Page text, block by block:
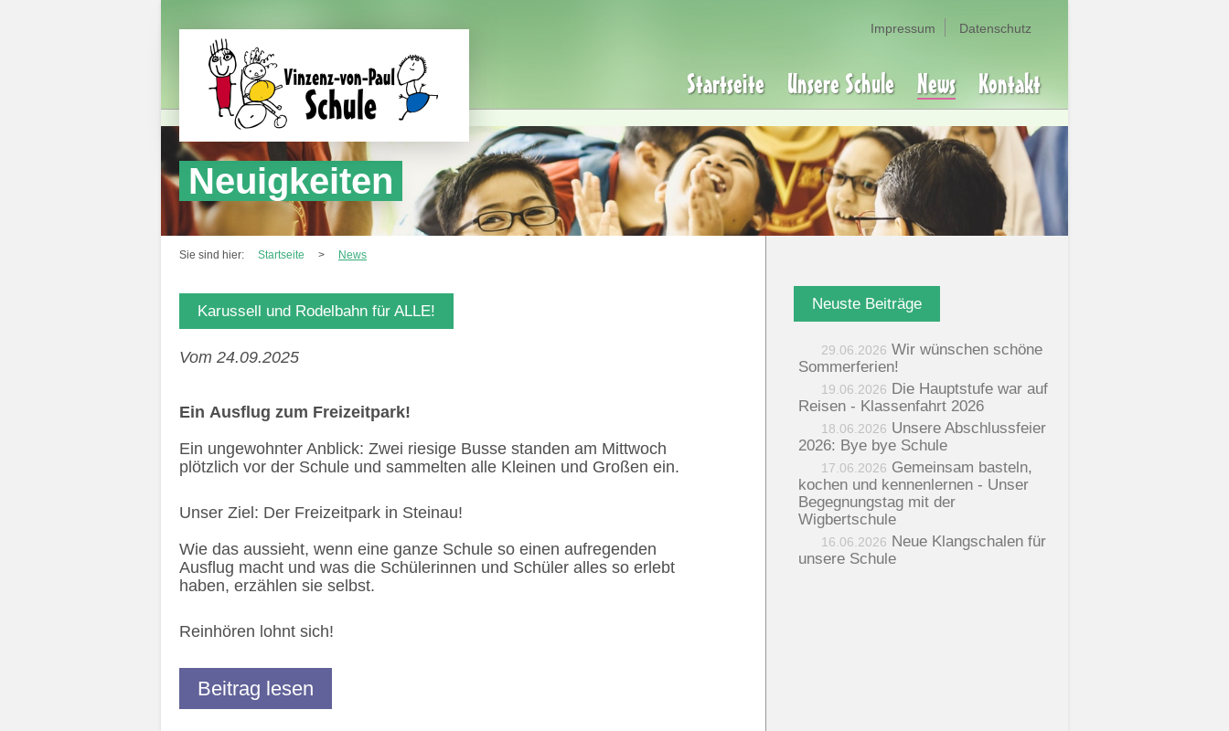
Impressum Datenschutz
Startseite Unsere Schule News Kontakt
Neuigkeiten
Sie sind hier: Startseite > News
Karussell und Rodelbahn für ALLE!
Vom 24.09.2025
Ein Ausflug zum Freizeitpark!
Ein ungewohnter Anblick: Zwei riesige Busse standen am Mittwoch
plötzlich vor der Schule und sammelten alle Kleinen und Großen ein.
Unser Ziel: Der Freizeitpark in Steinau!
Wie das aussieht, wenn eine ganze Schule so einen aufregenden
Ausflug macht und was die Schülerinnen und Schüler alles so erlebt
haben, erzählen sie selbst.
Reinhören lohnt sich!
Beitrag lesen
Neuste Beiträge
29.06.2026 Wir wünschen schöne
Sommerferien!
19.06.2026 Die Hauptstufe war auf
Reisen - Klassenfahrt 2026
18.06.2026 Unsere Abschlussfeier
2026: Bye bye Schule
17.06.2026 Gemeinsam basteln,
kochen und kennenlernen - Unser
Begegnungstag mit der
Wigbertschule
16.06.2026 Neue Klangschalen für
unsere Schule